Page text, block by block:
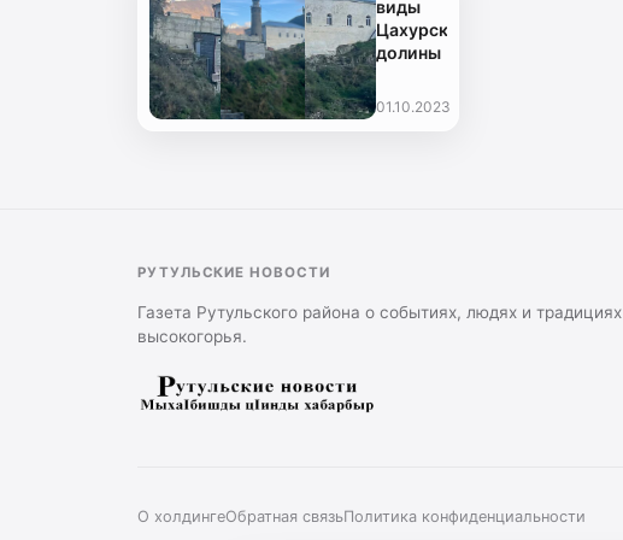
выборов
Президента
РФ
виды
Цахурской
долины
01.10.2023
РУТУЛЬСКИЕ НОВОСТИ
Газета Рутульского района о событиях, людях и традициях
высокогорья.
О холдингеОбратная связьПолитика конфиденциальности